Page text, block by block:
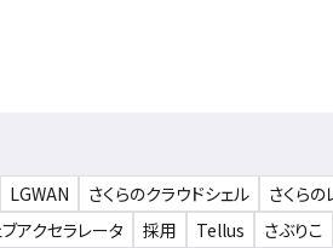
LGWAN さくらのクラウドシェル さくら
アクセラレータ 採用 Tellus さぶりこ